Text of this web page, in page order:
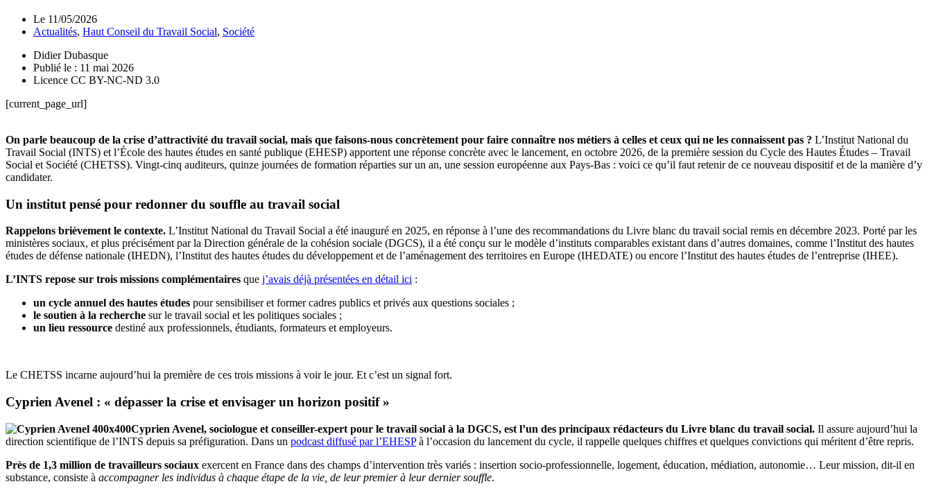
Le 11/05/2026
Actualités, Haut Conseil du Travail Social, Société
Didier Dubasque
Publié le : 11 mai 2026
Licence CC BY-NC-ND 3.0
[current_page_url]
On parle beaucoup de la crise d’attractivité du travail social, mais que faisons-nous concrètement pour faire connaître nos métiers à celles et ceux qui ne les connaissent pas ? L’Institut National du
Travail Social (INTS) et l’École des hautes études en santé publique (EHESP) apportent une réponse concrète avec le lancement, en octobre 2026, de la première session du Cycle des Hautes Études – Travail
Social et Société (CHETSS). Vingt-cinq auditeurs, quinze journées de formation réparties sur un an, une session européenne aux Pays-Bas : voici ce qu’il faut retenir de ce nouveau dispositif et de la manière d’y
candidater.
Un institut pensé pour redonner du souffle au travail social
Rappelons brièvement le contexte. L’Institut National du Travail Social a été inauguré en 2025, en réponse à l’une des recommandations du Livre blanc du travail social remis en décembre 2023. Porté par les
ministères sociaux, et plus précisément par la Direction générale de la cohésion sociale (DGCS), il a été conçu sur le modèle d’instituts comparables existant dans d’autres domaines, comme l’Institut des hautes
études de défense nationale (IHEDN), l’Institut des hautes études du développement et de l’aménagement des territoires en Europe (IHEDATE) ou encore l’Institut des hautes études de l’entreprise (IHEE).
L’INTS repose sur trois missions complémentaires que j’avais déjà présentées en détail ici :
un cycle annuel des hautes études pour sensibiliser et former cadres publics et privés aux questions sociales ;
le soutien à la recherche sur le travail social et les politiques sociales ;
un lieu ressource destiné aux professionnels, étudiants, formateurs et employeurs.
Le CHETSS incarne aujourd’hui la première de ces trois missions à voir le jour. Et c’est un signal fort.
Cyprien Avenel : « dépasser la crise et envisager un horizon positif »
Cyprien Avenel, sociologue et conseiller-expert pour le travail social à la DGCS, est l’un des principaux rédacteurs du Livre blanc du travail social. Il assure aujourd’hui la
direction scientifique de l’INTS depuis sa préfiguration. Dans un podcast diffusé par l’EHESPà l’occasion du lancement du cycle, il rappelle quelques chiffres et quelques convictions qui méritent d’être repris.
Près de 1,3 million de travailleurs sociaux exercent en France dans des champs d’intervention très variés : insertion socio-professionnelle, logement, éducation, médiation, autonomie… Leur mission, dit-il en
substance, consiste à accompagner les individus à chaque étape de la vie, de leur premier à leur dernier souffle.